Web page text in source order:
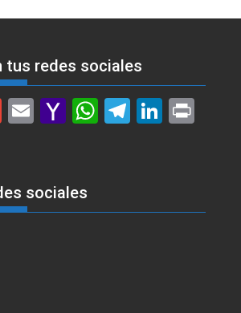
tus redes sociales
G
l
E
l
Y
o
o
W
A
T
a
Li
dI
sociales